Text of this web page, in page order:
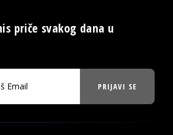
priče svakog dana u
PRIJAVI SE